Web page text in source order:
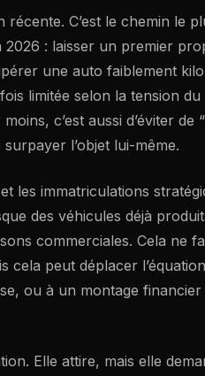
récente. C’est le chemin le
2026 : laisser un premier
une auto faiblement
limitée selon la tension du
c’est aussi d’éviter de
l’objet lui-même.
les immatriculations
des véhicules déjà
commerciales. Cela ne
cela peut déplacer
ou à un montage
Elle attire, mais elle